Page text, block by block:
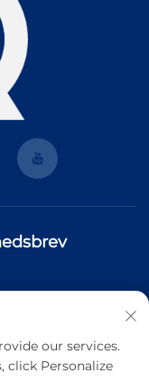
de nyeste
vores team.
our services.
click Personalize